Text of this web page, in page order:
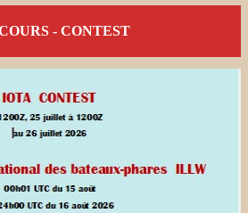
- CONTEST